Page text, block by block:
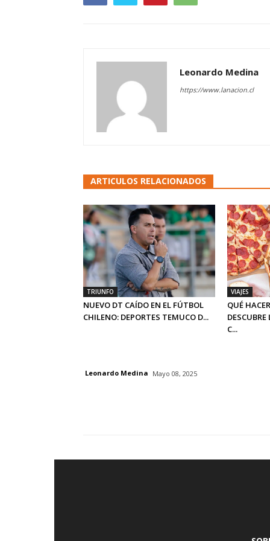
Leonardo Medina
https://www.lanacion.cl
ARTICULOS RELACIONADOS
TRIUNFO
NUEVO DT CAÍDO EN EL FÚTBOL
CHILENO: DEPORTES TEMUCO D...
VIAJES
QUÉ
DESCUBRE
C...
Leonardo Medina Mayo 08, 2025